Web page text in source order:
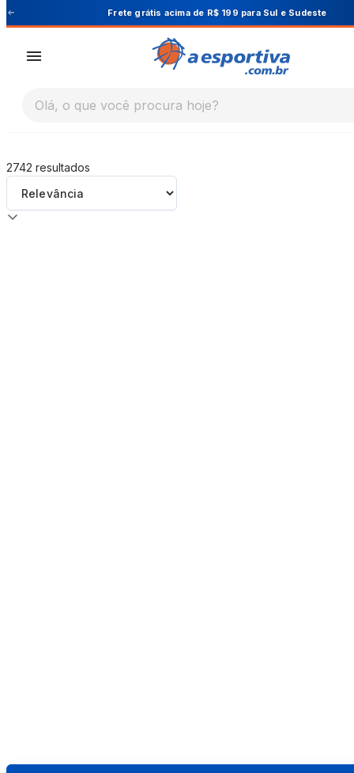
A Esportiva Cupom PRIMEIRA10 para 10%
Olá, o que você procura hoje?
2742 resultados